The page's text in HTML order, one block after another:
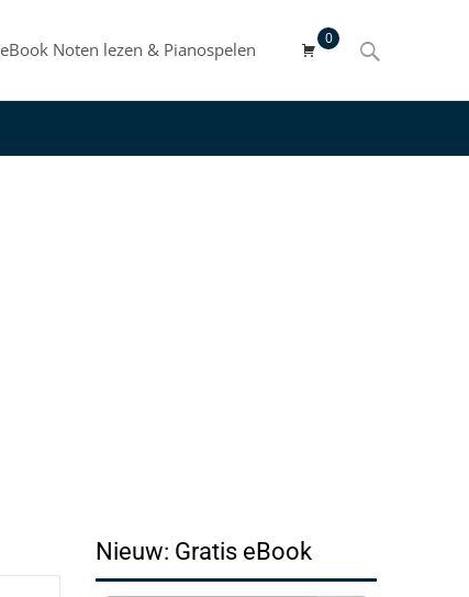
eBook Noten lezen & Pianospelen
0
Search
Nieuw: Gratis eBook